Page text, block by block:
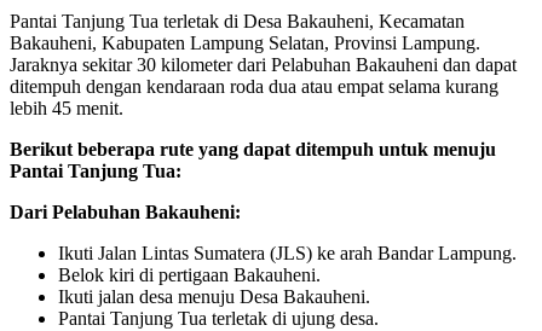
Pantai Tanjung Tua terletak di Desa Bakauheni, Kecamatan
Bakauheni, Kabupaten Lampung Selatan, Provinsi Lampung.
Jaraknya sekitar 30 kilometer dari Pelabuhan Bakauheni dan dapat
ditempuh dengan kendaraan roda dua atau empat selama kurang
lebih 45 menit.
Berikut beberapa rute yang dapat ditempuh untuk menuju
Pantai Tanjung Tua:
Dari Pelabuhan Bakauheni:
Ikuti Jalan Lintas Sumatera (JLS) ke arah Bandar Lampung.
Belok kiri di pertigaan Bakauheni.
Ikuti jalan desa menuju Desa Bakauheni.
Pantai Tanjung Tua terletak di ujung desa.